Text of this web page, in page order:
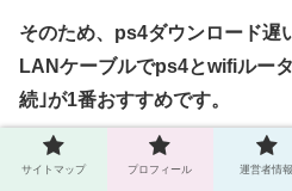
そのため、ps4ダウンロード遅
LANケーブルでps4とwifiルー
続｣が1番おすすめです。
ps4は有線で接続して、ダウン
サイトマップ プロフィール 運営者情報